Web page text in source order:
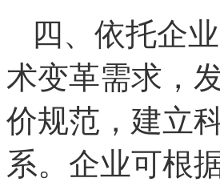
四、依托企
术变革需求，
价规范，建立
系。企业可根